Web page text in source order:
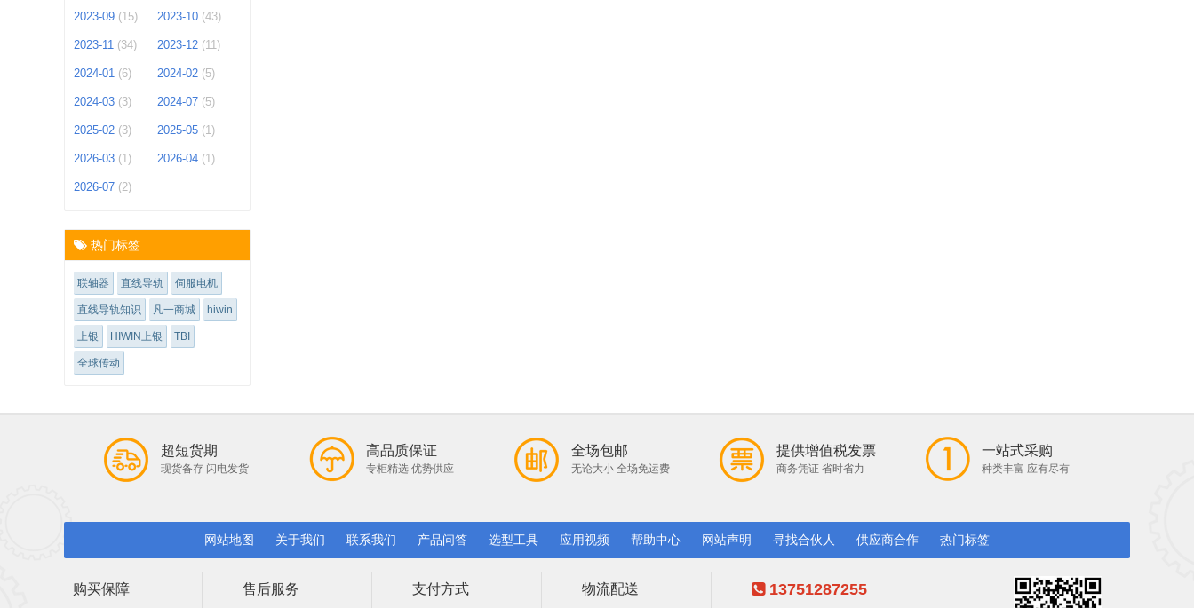
2023-09 (15) 2023-10 (43)
2023-11 (34) 2023-12 (11)
2024-01 (6) 2024-02 (5)
2024-03 (3) 2024-07 (5)
2025-02 (3) 2025-05 (1)
2026-03 (1) 2026-04 (1)
2026-07 (2)
热门标签
联轴器 直线导轨 伺服电机
直线导轨知识 凡一商城 hiwin
上银 HIWIN上银 TBI
全球传动
超短货期
现货备存 闪电发货
高品质保证
专柜精选 优势供应
全场包邮
无论大小 全场免运费
提供增值税发票
商务凭证 省时省力
一站式采购
种类丰富 应有尽有
网站地图 - 关于我们 - 联系我们 - 产品问答 - 选型工具 - 应用视频 - 帮助中心 - 网站声明 - 寻找合伙人 - 供应商合作 - 热门标签
购买保障 售后服务 支付方式 物流配送 13751287255